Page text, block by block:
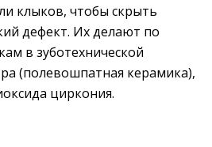
клыков, чтобы скрыть
дефект. Их делают по
в зуботехнической
(полевошпатная керамика),
циркония.